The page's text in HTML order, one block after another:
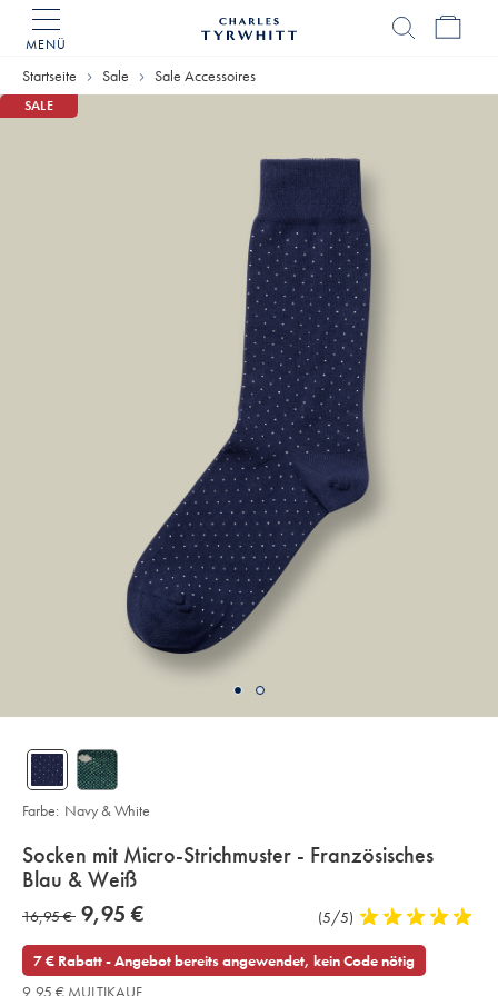
MENÜ
Home
Startseite Sale Sale Accessoires
SALE
details
about
product:
Socken mit Micro-Strichmuster - Französisches
Blau & Weiß
Details
https://www.charlestyrwhitt.com/de/socken-
mit-
strichmuster-
-
franzoesisches-
was
16,95
€
16,95 € now
9,95
€
9,95 € Produktrezensionen
(5/5) 5
out
of
7 € Rabatt - Angebot bereits angewendet, kein Code nötig
9,95 € MULTIKAUF
Farbe: Navy & White